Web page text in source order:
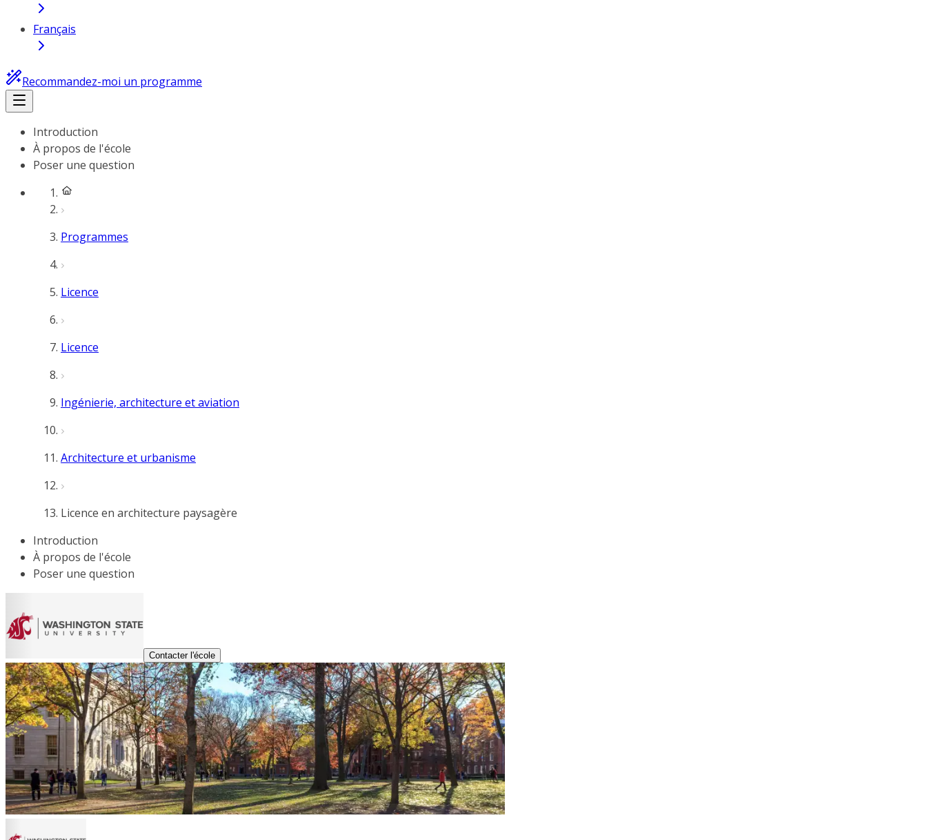
Français
Recommandez-moi un programme
Introduction
À propos de l'école
Poser une question
Programmes
Licence
Licence
Ingénierie, architecture et aviation
Architecture et urbanisme
Licence en architecture paysagère
Introduction
À propos de l'école
Poser une question
Contacter l'école